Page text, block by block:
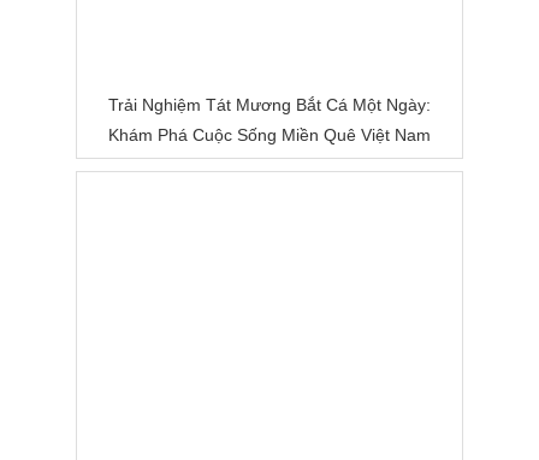
Trải Nghiệm Tát Mương Bắt Cá Một Ngày:
Khám Phá Cuộc Sống Miền Quê Việt Nam